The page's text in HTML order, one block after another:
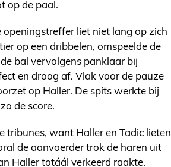
op de paal.
liet niet lang op zich
op een dribbelen, omspeelde de
bal vervolgens panklaar bij
en droog af. Vlak voor de pauze
op Haller. De spits werkte bij
de score.
tribunes, want Haller en Tadic lieten
de aanvoerder trok de haren uit
Haller totáál verkeerd raakte.